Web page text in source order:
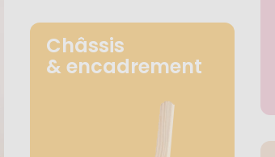
Châssis
& encadrement